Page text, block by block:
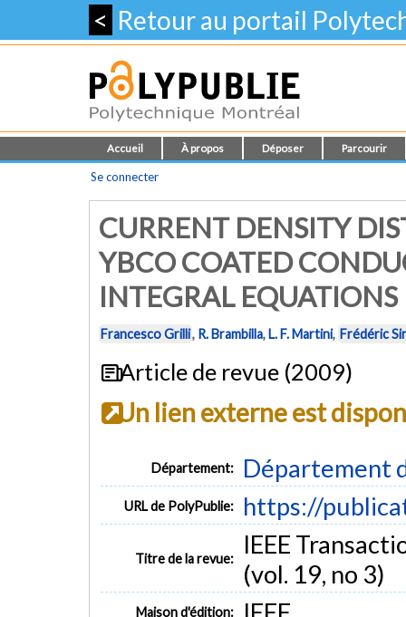
< Retour au portail
Accueil À propos Déposer Parcourir
Se connecter
CURRENT DENSITY
YBCO COATED
INTEGRAL EQUATIONS
Francesco Grilli, R. Brambilla,L. F. Martini, Frédéric
Article de revue (2009)
Un lien externe est
Département: Département
URL de PolyPublie: https://
Titre de la revue:
IEEE
(vol. 19, no 3)
Maison d'édition: